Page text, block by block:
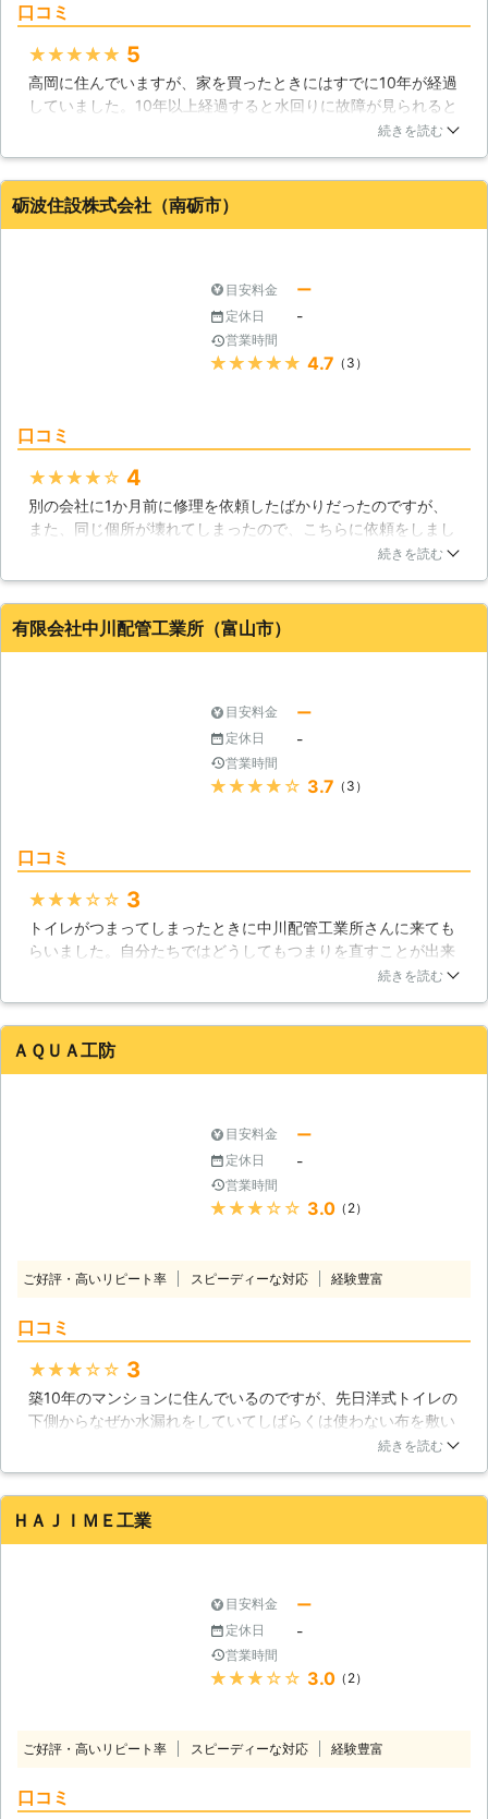
口コミ
★★★★★ 5
高岡に住んでいますが、家を買ったときにはすでに10年が経過
していました。10年以上経過すると水回りに故障が見られると
言うことで聞きましたが、我が家はキッチンが劣化してしまっ
っかりとした修理をしてくれたおかげで水もれはぴたっと止ま
りました。
続きを読む
砺波住設株式会社（南砺市）
目安料金 ー
定休日 -
営業時間
★★★★★ 4.7 （3）
口コミ
★★★★★ 4
別の会社に1か月前に修理を依頼したばかりだったのですが、
また、同じ個所が壊れてしまったので、こちらに依頼をしまし
た。どうやら、前の業者の施工不足だった様で、また壊れてし
こちらに乗り換えようと思っています。
富山県 南砺市 2016年10月13日
続きを読む
有限会社中川配管工業所（富山市）
目安料金 ー
定休日 -
営業時間
★★★★★ 3.7 （3）
口コミ
★★★★★ 3
トイレがつまってしまったときに中川配管工業所さんに来ても
らいました。自分たちではどうしてもつまりを直すことが出来
なかったのですが、中川配管工業所さんに来てもらったところ
のトラブルが発生した際には中川配管工業所さんにお願いした
いと思います。
続きを読む
ＡＱＵＡ工防
目安料金 ー
定休日 -
営業時間
★★★★★ 3.0（2）
ご好評・高いリピート率 スピーディーな対応 経験豊富
口コミ
★★★★★ 3
築10年のマンションに住んでいるのですが、先日洋式トイレの
下側からなぜか水漏れをしていてしばらくは使わない布を敷い
ていたのですが、水漏れがさらにひどくなってきたので今回
た。迅速な対応ですぐに治ったのでよかったです。
富山県 高岡市 2016年10月23日
続きを読む
ＨＡＪＩＭＥ工業
目安料金 ー
定休日 -
営業時間
★★★★★ 3.0（2）
ご好評・高いリピート率 スピーディーな対応 経験豊富
口コミ